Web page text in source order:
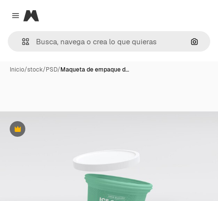
Close menu
Magnific
Inicio/stock/PSD/Maqueta de empaque d…
Premium